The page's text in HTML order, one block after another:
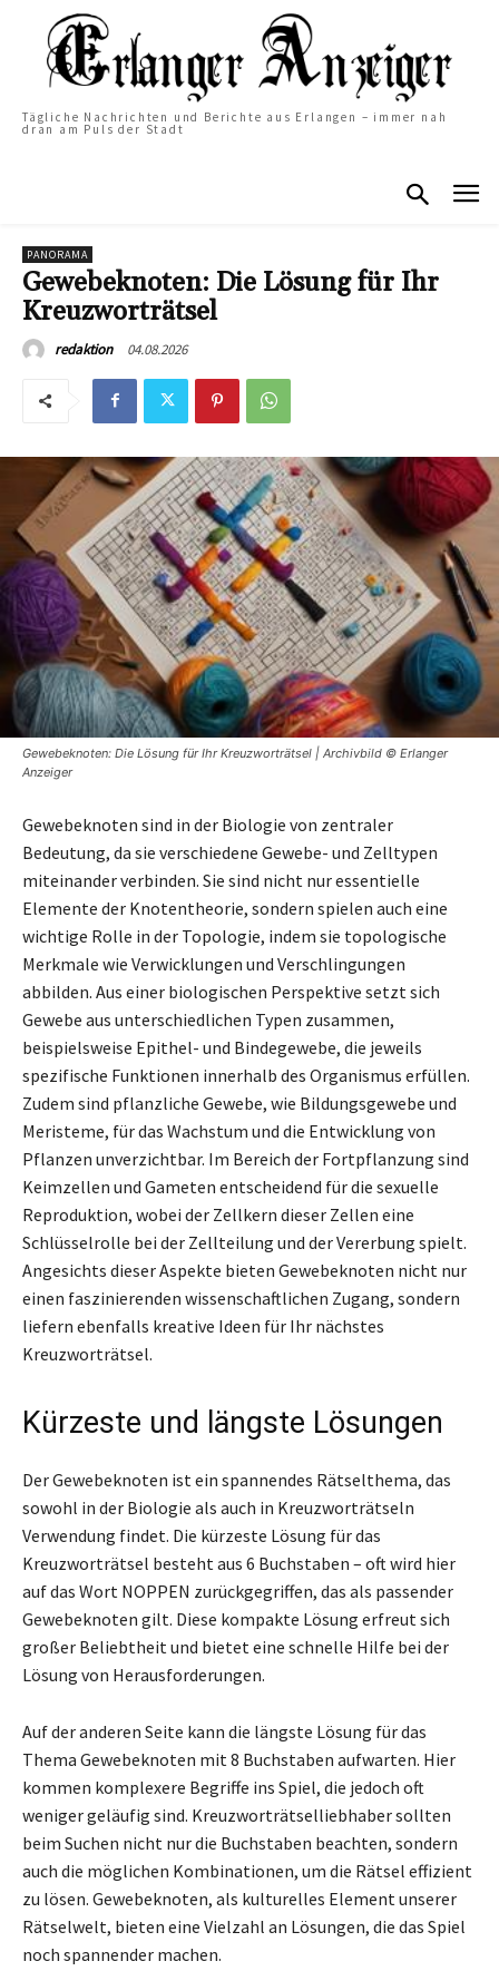
Tägliche Nachrichten und Berichte aus Erlangen – immer nah
dran am Puls der Stadt
PANORAMA
Gewebeknoten: Die Lösung für Ihr
Kreuzworträtsel
redaktion 04.08.2026
Gewebeknoten: Die Lösung für Ihr Kreuzworträtsel | Archivbild © Erlanger
Anzeiger
Gewebeknoten sind in der Biologie von zentraler
Bedeutung, da sie verschiedene Gewebe- und Zelltypen
miteinander verbinden. Sie sind nicht nur essentielle
Elemente der Knotentheorie, sondern spielen auch eine
wichtige Rolle in der Topologie, indem sie topologische
Merkmale wie Verwicklungen und Verschlingungen
abbilden. Aus einer biologischen Perspektive setzt sich
Gewebe aus unterschiedlichen Typen zusammen,
beispielsweise Epithel- und Bindegewebe, die jeweils
spezifische Funktionen innerhalb des Organismus erfüllen.
Zudem sind pflanzliche Gewebe, wie Bildungsgewebe und
Meristeme, für das Wachstum und die Entwicklung von
Pflanzen unverzichtbar. Im Bereich der Fortpflanzung sind
Keimzellen und Gameten entscheidend für die sexuelle
Reproduktion, wobei der Zellkern dieser Zellen eine
Schlüsselrolle bei der Zellteilung und der Vererbung spielt.
Angesichts dieser Aspekte bieten Gewebeknoten nicht nur
einen faszinierenden wissenschaftlichen Zugang, sondern
liefern ebenfalls kreative Ideen für Ihr nächstes
Kreuzworträtsel.
Kürzeste und längste Lösungen
Der Gewebeknoten ist ein spannendes Rätselthema, das
sowohl in der Biologie als auch in Kreuzworträtseln
Verwendung findet. Die kürzeste Lösung für das
Kreuzworträtsel besteht aus 6 Buchstaben – oft wird hier
auf das Wort NOPPEN zurückgegriffen, das als passender
Gewebeknoten gilt. Diese kompakte Lösung erfreut sich
großer Beliebtheit und bietet eine schnelle Hilfe bei der
Lösung von Herausforderungen.
Auf der anderen Seite kann die längste Lösung für das
Thema Gewebeknoten mit 8 Buchstaben aufwarten. Hier
kommen komplexere Begriffe ins Spiel, die jedoch oft
weniger geläufig sind. Kreuzworträtselliebhaber sollten
beim Suchen nicht nur die Buchstaben beachten, sondern
auch die möglichen Kombinationen, um die Rätsel effizient
zu lösen. Gewebeknoten, als kulturelles Element unserer
Rätselwelt, bieten eine Vielzahl an Lösungen, die das Spiel
noch spannender machen.